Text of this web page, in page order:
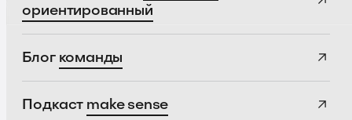
ориентированный
Блог команды
Подкаст make sense